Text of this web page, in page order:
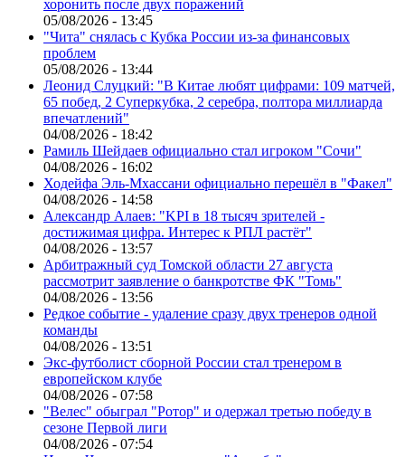
хоронить после двух поражений
05/08/2026 - 13:45
"Чита" снялась с Кубка России из-за финансовых
проблем
05/08/2026 - 13:44
Леонид Слуцкий: "В Китае любят цифрами: 109 матчей,
65 побед, 2 Суперкубка, 2 серебра, полтора миллиарда
впечатлений"
04/08/2026 - 18:42
Рамиль Шейдаев официально стал игроком "Сочи"
04/08/2026 - 16:02
Ходейфа Эль-Мхассани официально перешёл в "Факел"
04/08/2026 - 14:58
Александр Алаев: "KPI в 18 тысяч зрителей -
достижимая цифра. Интерес к РПЛ растёт"
04/08/2026 - 13:57
Арбитражный суд Томской области 27 августа
рассмотрит заявление о банкротстве ФК "Томь"
04/08/2026 - 13:56
Редкое событие - удаление сразу двух тренеров одной
команды
04/08/2026 - 13:51
Экс-футболист сборной России стал тренером в
европейском клубе
04/08/2026 - 07:58
"Велес" обыграл "Ротор" и одержал третью победу в
сезоне Первой лиги
04/08/2026 - 07:54